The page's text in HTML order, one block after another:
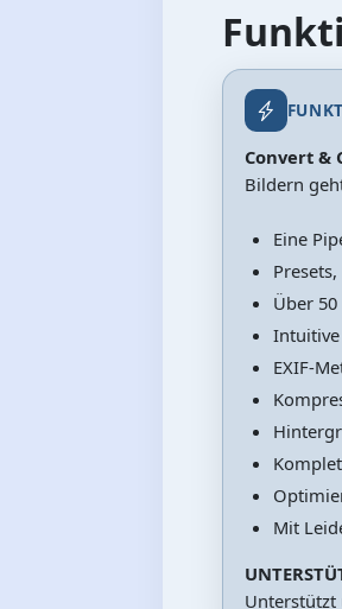
Convert &
Bildern
Eine
Über
EXIF-
Mit
Unterstützt